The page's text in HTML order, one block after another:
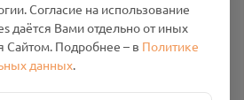
ответственностью «Смоленский
Согласие на использование
даётся Вами отдельно от иных
Сайтом. Подробнее – в Политике
данных.